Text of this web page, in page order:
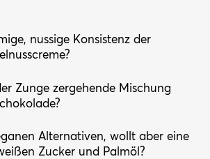
nussige Konsistenz der
Zunge zergehende Mischung
Alternativen, wollt aber eine
Zucker und Palmöl?